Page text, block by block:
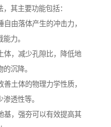
其主要功能包括：
由落体产生的冲击力，
力。
体，减少孔隙比，降低地
沉降。
土体的物理力学性质，
透性等。
基，强夯可以有效提高其